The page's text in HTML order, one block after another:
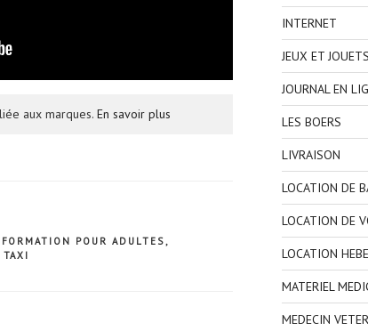
aux marques. En savoir plus
FORMATION POUR ADULTES ,
TAXI
INTERNET
JEUX ET JOUETS
JOURNAL EN
LES BOERS
LIVRAISON
LOCATION DE
LOCATION DE
LOCATION
MATERIEL
MEDECIN